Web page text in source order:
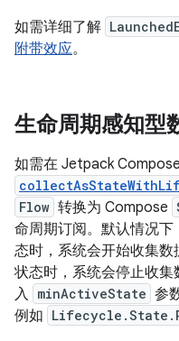
如需详细了解
附带效应。
生命周期感知型
如需在 Jetpack
Flow 转换为 Compose
命周期订阅。默认情况
态时，系统会开始收集
状态时，系统会停止收
入 minActiveState 参
例如